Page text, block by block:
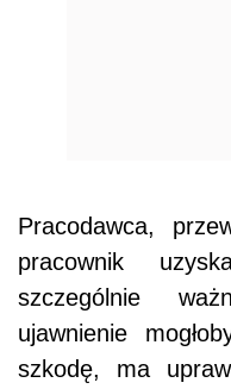
Pracodawca,
pracownik
szczególnie
ujawnienie
szkodę, ma